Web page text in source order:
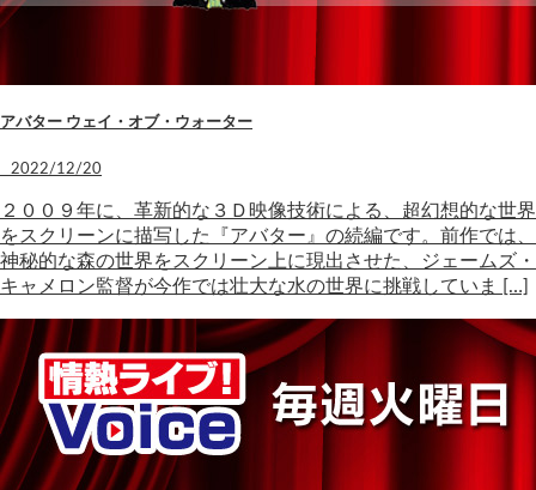
アバター ウェイ・オブ・ウォーター
2022/12/20
２００９年に、革新的な３Ｄ映像技術による、超幻想的な世界
をスクリーンに描写した『アバター』の続編です。前作では、
神秘的な森の世界をスクリーン上に現出させた、ジェームズ・
キャメロン監督が今作では壮大な水の世界に挑戦していま […]